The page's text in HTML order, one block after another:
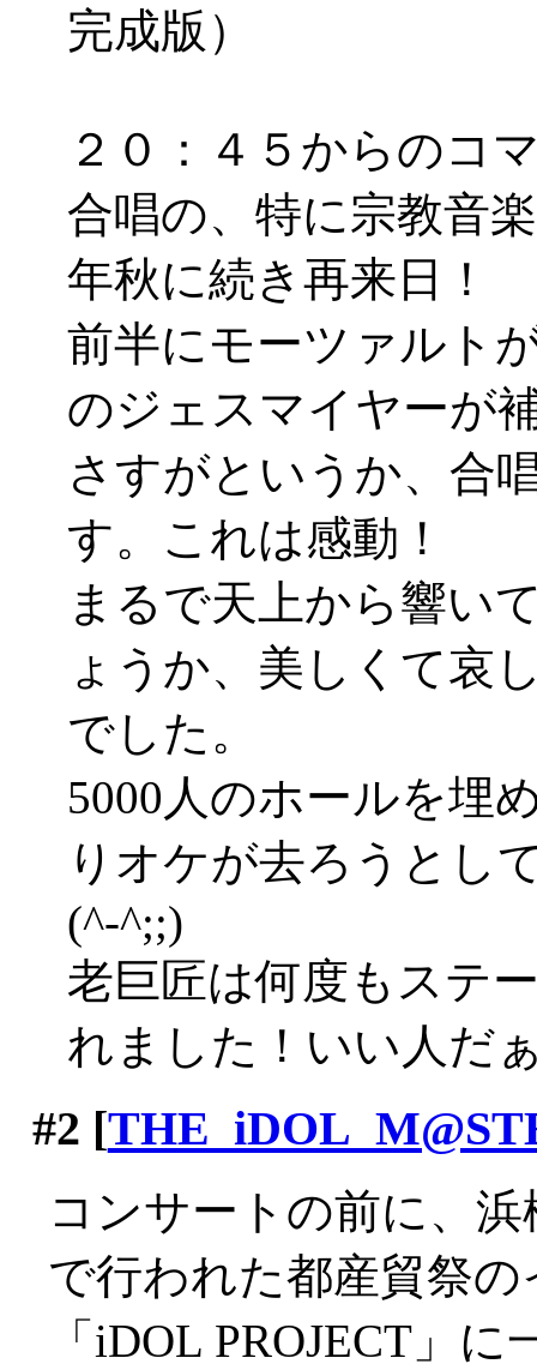
完成版）
２０：４５からのコ
合唱の、特に宗教音
年秋に続き再来日！
前半にモーツァルト
のジェスマイヤーが
さすがというか、合
す。これは感動！
まるで天上から響い
ょうか、美しくて哀
でした。
5000人のホールを埋
りオケが去ろうとし
(^-^;;)
老巨匠は何度もステ
れました！いい人だ
#2 [
コンサートの前に、
で行われた都産貿祭
「iDOL PROJECT」